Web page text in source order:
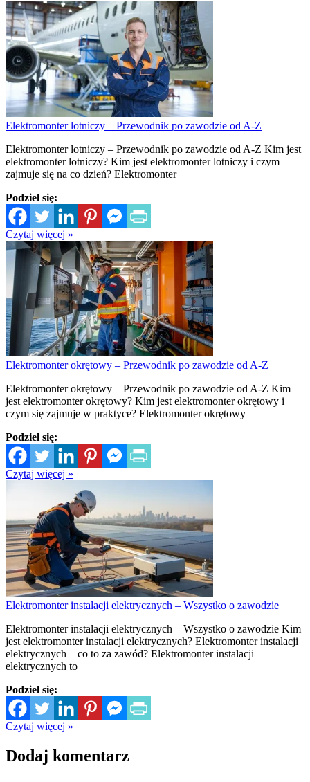
Elektromonter lotniczy – Przewodnik po zawodzie od A-Z
Elektromonter lotniczy – Przewodnik po zawodzie od A-Z Kim jest
elektromonter lotniczy? Kim jest elektromonter lotniczy i czym
zajmuje się na co dzień? Elektromonter
Podziel się:
Czytaj więcej »
Elektromonter okrętowy – Przewodnik po zawodzie od A-Z
Elektromonter okrętowy – Przewodnik po zawodzie od A-Z Kim
jest elektromonter okrętowy? Kim jest elektromonter okrętowy i
czym się zajmuje w praktyce? Elektromonter okrętowy
Podziel się:
Czytaj więcej »
Elektromonter instalacji elektrycznych – Wszystko o zawodzie
Elektromonter instalacji elektrycznych – Wszystko o zawodzie Kim
jest elektromonter instalacji elektrycznych? Elektromonter instalacji
elektrycznych – co to za zawód? Elektromonter instalacji
elektrycznych to
Podziel się:
Czytaj więcej »
Dodaj komentarz